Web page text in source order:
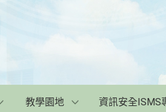
教學園地 資訊安全ISMS